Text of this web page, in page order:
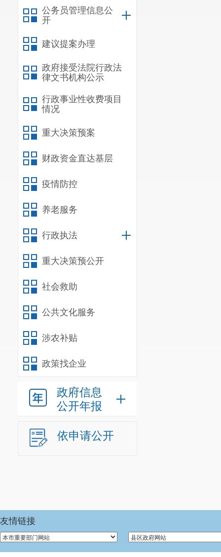
公务员管理信息公
开
建议提案办理
政府接受法院行政法
律文书机构公示
行政事业性收费项目
情况
重大决策预案
财政资金直达基层
疫情防控
养老服务
行政执法
重大决策预公开
社会救助
公共文化服务
涉农补贴
政策找企业
政府信息
公开年报
依申请公开
友情链接